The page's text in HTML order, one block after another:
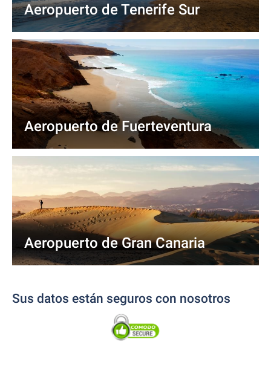
Aeropuerto de Tenerife Sur
Aeropuerto de Fuerteventura
Aeropuerto de Gran Canaria
Sus datos están seguros con nosotros